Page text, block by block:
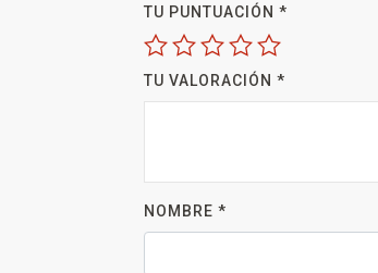
TU PUNTUACIÓN *
TU VALORACIÓN *
NOMBRE *